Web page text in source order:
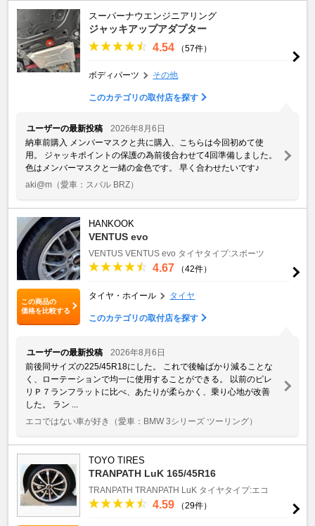
スーパーナウエンジニアリング
ジャッキアップアダプター
4.54 （57件）
ボディパーツ その他
このカテゴリの取付店を探す
ユーザーの最新投稿
2026年8月6日
納車前購入 メンバーマスクと共に購入、こちらは今回初めて使
用。 ジャッキポイントの保護の為前後合わせて4回準備しました。
色はメンバーマスクと一緒の金色です。 早く合わせたいです♪
aki@m （愛車：スバル BRZ）
この商品の
価格を比較する
HANKOOK
VENTUS evo
VENTUS VENTUS evo タイヤタイプ:スポーツ
4.67 （42件）
タイヤ・ホイール タイヤ
このカテゴリの取付店を探す
ユーザーの最新投稿
2026年8月6日
前後同サイズの225/45R18にした。 これで後輪ばかり減ることな
く、ローテーションで均一に使用することができる。 以前のピレ
リＰ７ランフラットに比べ、あたりが柔らかく、乗り心地が改善
した。 ラン ...
エコではない車が好き
（愛車：BMW 3シリーズ ツーリング）
TOYO TIRES
TRANPATH LuK 165/45R16
TRANPATH TRANPATH LuK タイヤタイプ:エコ
4.59 （29件）